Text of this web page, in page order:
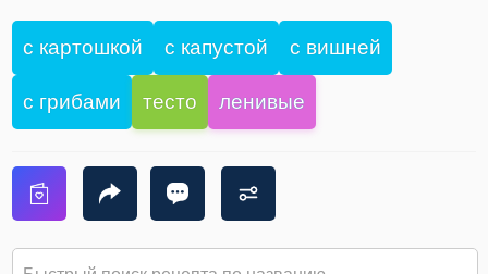
с картошкой с капустой с вишней
с грибами тесто ленивые